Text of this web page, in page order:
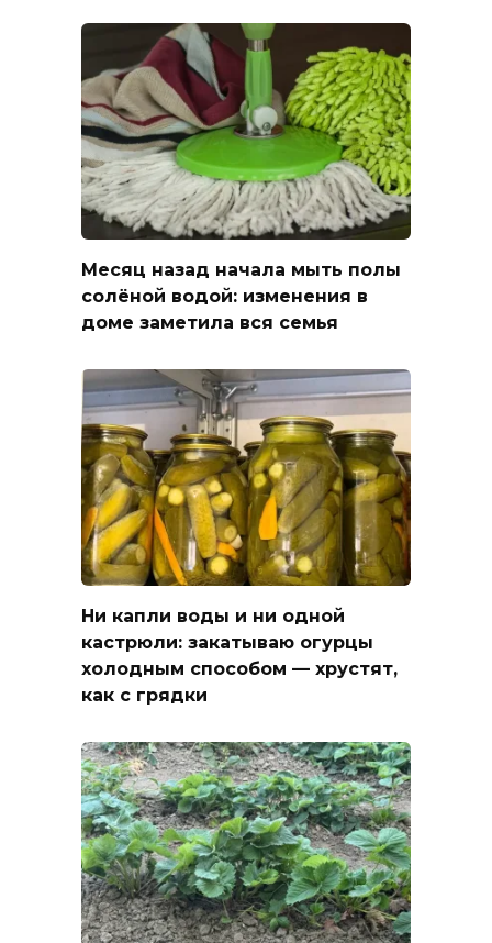
Месяц назад начала мыть полы
солёной водой: изменения в
доме заметила вся семья
Ни капли воды и ни одной
кастрюли: закатываю огурцы
холодным способом — хрустят,
как с грядки